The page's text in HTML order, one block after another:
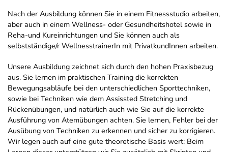
Nach der Ausbildung können Sie in einem Fitnessstudio arbeiten,
aber auch in einem Wellness- oder Gesundheitshotel sowie in
Reha-und Kureinrichtungen und Sie können auch als
selbstständige/r WellnesstrainerIn mit PrivatkundInnen arbeiten.
Unsere Ausbildung zeichnet sich durch den hohen Praxisbezug
aus. Sie lernen im praktischen Training die korrekten
Bewegungsabläufe bei den unterschiedlichen Sporttechniken,
sowie bei Techniken wie dem Assissted Stretching und
Rückenübungen, und natürlich auch wie Sie auf die korrekte
Ausführung von Atemübungen achten. Sie lernen, Fehler bei der
Ausübung von Techniken zu erkennen und sicher zu korrigieren.
Wir legen auch auf eine gute theoretische Basis wert: Beim